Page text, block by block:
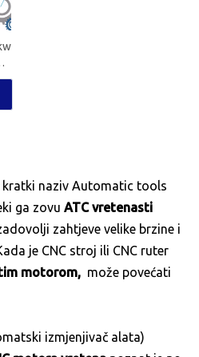
kratki naziv Automatic tools
ga zovu ATC vretenasti
zahtjeve velike brzine i
je CNC stroj ili CNC ruter
motorom, može povećati
izmjenjivač alata)